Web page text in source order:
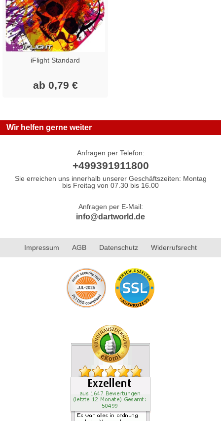
iFlight Standard
ab 0,79 €
Wir helfen gerne weiter
Anfragen per Telefon:
+499391911800
Sie erreichen uns innerhalb unserer Geschäftszeiten: Montag
bis Freitag von 07.30 bis 16.00
Anfragen per E-Mail:
info@dartworld.de
Impressum AGB Datenschutz Widerrufsrecht